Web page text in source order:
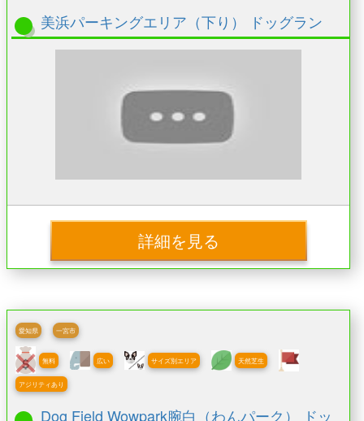
美浜パーキングエリア（下り） ドッグラン
詳細を見る
愛知県 一宮市
無料 広い サイズ別エリア 天然芝生
アジリティあり
Dog Field Wowpark腕白（わんパーク） ドッ